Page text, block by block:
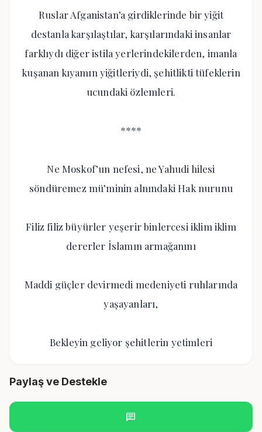
Ruslar Afganistan’a girdiklerinde bir yiğit
destanla karşılaştılar, karşılarındaki insanlar
farklıydı diğer istila yerlerindekilerden, imanla
kuşanan kıyamın yiğitleriydi, şehitlikti tüfeklerin
ucundaki özlemleri.
****
Ne Moskof’un nefesi, ne Yahudi hilesi
söndüremez mü’minin alnındaki Hak nurunu
Filiz filiz büyürler yeşerir binlercesi iklim iklim
dererler İslamın armağanını
Maddi güçler devirmedi medeniyeti ruhlarında
yaşayanları,
Bekleyin geliyor şehitlerin yetimleri
Paylaş ve Destekle
chat